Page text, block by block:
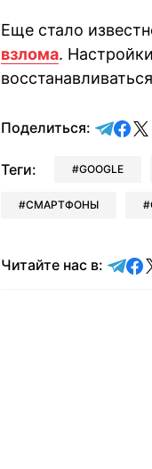
Еще стало
взлома.
Поделиться:
Теги: GOOGLE
СМАРТФОНЫ
Читайте нас в: